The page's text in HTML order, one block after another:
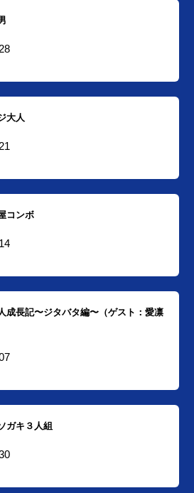
大人
コンボ
長記〜ジタバタ編〜（ゲスト：愛凛
ガキ３人組